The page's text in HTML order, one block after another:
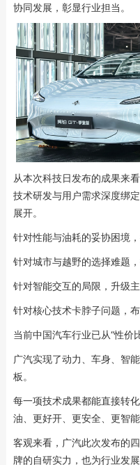
协同发展，彰显行业担当。
从本次科技日发布的成果来
技术研发与用户需求深度绑
展开。
针对性能与油耗的妥协困境
针对城市与越野的选择难题
针对智能交互的局限，升级主
针对核心技术卡脖子问题，
当前中国汽车行业已从“性价
广汽实现了动力、车身、智
板。
每一项技术成果都能直接转
油、更好开、更安全、更智能
客观来看，广汽此次发布的
牌的自研实力，也为行业发